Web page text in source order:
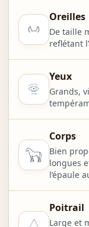
Oreilles
De taille
reflétant
Yeux
Grands,
Corps
Bien
longues
l’épaule
Poitrail
Large et